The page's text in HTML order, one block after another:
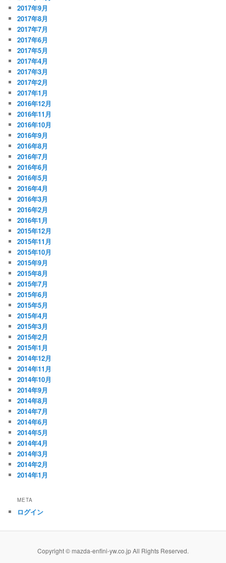
2017年9月
2017年8月
2017年7月
2017年6月
2017年5月
2017年4月
2017年3月
2017年2月
2017年1月
2016年12月
2016年11月
2016年10月
2016年9月
2016年8月
2016年7月
2016年6月
2016年5月
2016年4月
2016年3月
2016年2月
2016年1月
2015年12月
2015年11月
2015年10月
2015年9月
2015年8月
2015年7月
2015年6月
2015年5月
2015年4月
2015年3月
2015年2月
2015年1月
2014年12月
2014年11月
2014年10月
2014年9月
2014年8月
2014年7月
2014年6月
2014年5月
2014年4月
2014年3月
2014年2月
2014年1月
META
ログイン
Copyright © mazda-enfini-yw.co.jp All Rights Reserved.